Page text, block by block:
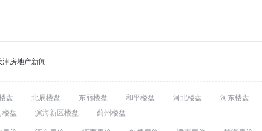
津房地产新闻
盘 北辰楼盘 东丽楼盘 和平楼盘 河北楼盘 河东楼盘
楼盘 滨海新区楼盘 蓟州楼盘